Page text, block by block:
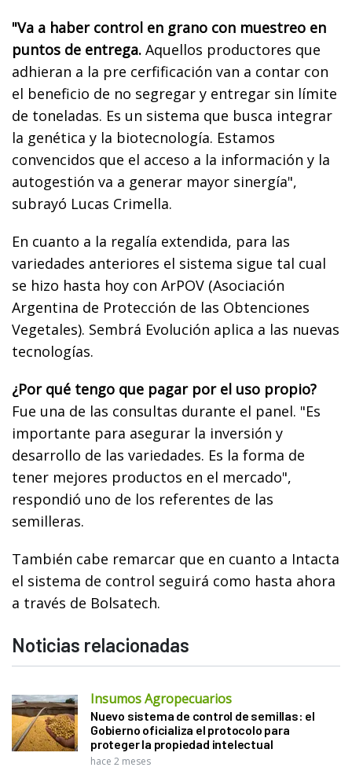
"Va a haber control en grano con muestreo en
puntos de entrega. Aquellos productores que
adhieran a la pre cerfificación van a contar con
el beneficio de no segregar y entregar sin límite
de toneladas. Es un sistema que busca integrar
la genética y la biotecnología. Estamos
convencidos que el acceso a la información y la
autogestión va a generar mayor sinergía",
subrayó Lucas Crimella.
En cuanto a la regalía extendida, para las
variedades anteriores el sistema sigue tal cual
se hizo hasta hoy con ArPOV (Asociación
Argentina de Protección de las Obtenciones
Vegetales). Sembrá Evolución aplica a las nuevas
tecnologías.
¿Por qué tengo que pagar por el uso propio?
Fue una de las consultas durante el panel. "Es
importante para asegurar la inversión y
desarrollo de las variedades. Es la forma de
tener mejores productos en el mercado",
respondió uno de los referentes de las
semilleras.
También cabe remarcar que en cuanto a Intacta
el sistema de control seguirá como hasta ahora
a través de Bolsatech.
Noticias relacionadas
Insumos Agropecuarios
Nuevo sistema de control de semillas: el
Gobierno oficializa el protocolo para
proteger la propiedad intelectual
hace 2 meses